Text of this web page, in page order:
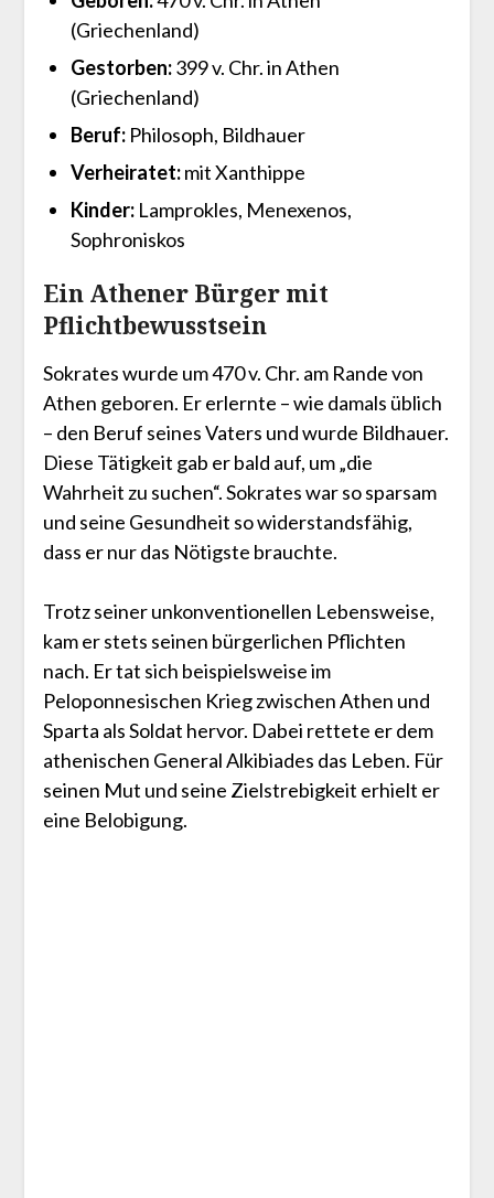
(Griechenland)
Gestorben:399 v. Chr. in Athen
(Griechenland)
Beruf:Philosoph, Bildhauer
Verheiratet:mit Xanthippe
Kinder:Lamprokles, Menexenos,
Sophroniskos
Ein Athener Bürger mit
Pflichtbewusstsein
Sokrates wurde um 470 v. Chr. am Rande von
Athen geboren. Er erlernte – wie damals üblich
– den Beruf seines Vaters und wurde Bildhauer.
Diese Tätigkeit gab er bald auf, um „die
Wahrheit zu suchen“. Sokrates war so sparsam
und seine Gesundheit so widerstandsfähig,
dass er nur das Nötigste brauchte.
Trotz seiner unkonventionellen Lebensweise,
kam er stets seinen bürgerlichen Pflichten
nach. Er tat sich beispielsweise im
Peloponnesischen Krieg zwischen Athen und
Sparta als Soldat hervor. Dabei rettete er dem
athenischen General Alkibiades das Leben. Für
seinen Mut und seine Zielstrebigkeit erhielt er
eine Belobigung.